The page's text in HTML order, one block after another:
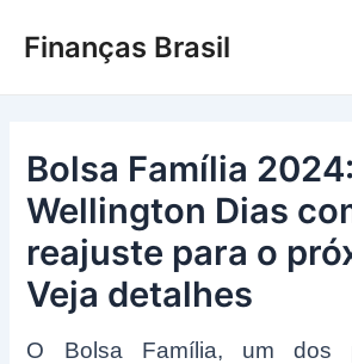
paraFinanças Brasil
Bolsa Família
Wellington Dias
reajuste para o
Veja detalhes
O Bolsa Família, um dos